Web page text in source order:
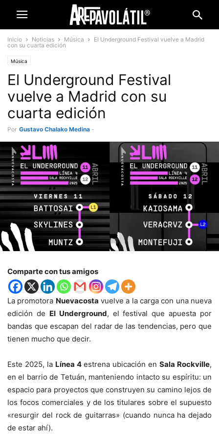
Inicio Noticias Música
El Underground Festival vuelve a Madrid
con su cuarta edición
Música
El Underground Festival
vuelve a Madrid con su
cuarta edición
Por Gustavo Chalako Medina -
Comparte con tus amigos
La promotora Nuevacosta vuelve a la carga con una nueva
edición de El Underground, el festival que apuesta por
bandas que escapan del radar de las tendencias, pero que
tienen mucho que decir.
Este 2025, la Línea 4estrena ubicación enSala Rockville,
en el barrio de Tetuán, manteniendo intacto su espíritu: un
espacio para proyectos que construyen su camino lejos de
los focos comerciales y de los titulares sobre el supuesto
«resurgir del rock de guitarras» (cuando nunca ha dejado
de estar ahí).